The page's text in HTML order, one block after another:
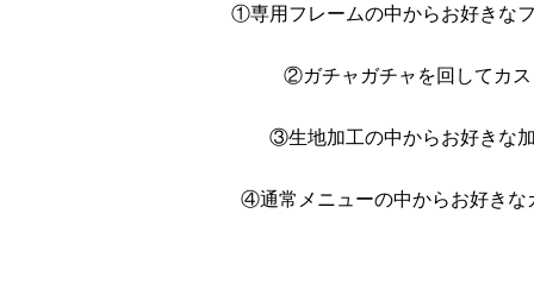
①専用フレームの中からお好きな
②ガチャガチャを回してカ
③生地加工の中からお好きな
④通常メニューの中からお好きな